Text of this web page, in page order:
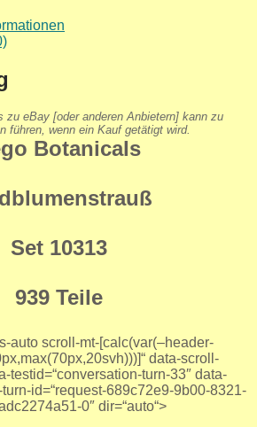
zu eBay [oder anderen Anbietern] kann zu
führen, wenn ein Kauf getätigt wird.
Botanicals
Set 10313
939 Teile
auto scroll-mt-[calc(var(–header-
data-scroll-
testid=“conversation-turn-33″ data-
turn-id=“request-689c72e9-9b00-8321-
0″ dir=“auto“>